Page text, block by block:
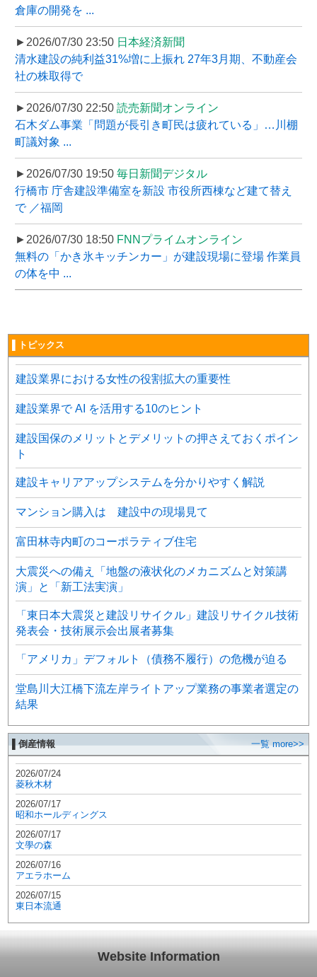
倉庫の開発を ...
►2026/07/30 23:50 日本経済新聞
清水建設の純利益31%増に上振れ 27年3月期、不動産会
社の株取得で
►2026/07/30 22:50 読売新聞オンライン
石木ダム事業「問題が長引き町民は疲れている」…川棚
町議対象 ...
►2026/07/30 19:50 毎日新聞デジタル
行橋市 庁舎建設準備室を新設 市役所西棟など建て替え
で ／福岡
►2026/07/30 18:50 FNNプライムオンライン
無料の「かき氷キッチンカー」が建設現場に登場 作業員
の体を中 ...
▌トピックス
建設業界における女性の役割拡大の重要性
建設業界で AI を活用する10のヒント
建設国保のメリットとデメリットの押さえておくポイン
ト
建設キャリアアップシステムを分かりやすく解説
マンション購入は 建設中の現場見て
富田林寺内町のコーポラティブ住宅
大震災への備え「地盤の液状化のメカニズムと対策講
演」と「新工法実演」
「東日本大震災と建設リサイクル」建設リサイクル技術
発表会・技術展示会出展者募集
「アメリカ」デフォルト（債務不履行）の危機が迫る
堂島川大江橋下流左岸ライトアップ業務の事業者選定の
結果
▌倒産情報 一覧 more>>
2026/07/24
菱秋木材
2026/07/17
昭和ホールディングス
2026/07/17
文學の森
2026/07/16
アエラホーム
2026/07/15
東日本流通
Website Information